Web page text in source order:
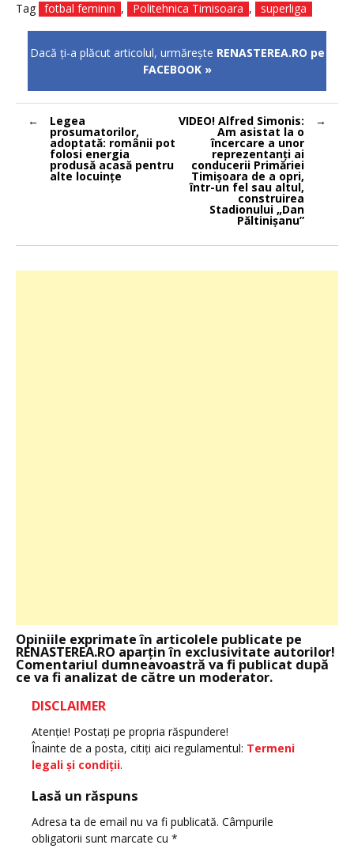
Tag fotbal feminin , Politehnica Timisoara , superliga
Dacă ţi-a plăcut articolul, urmăreşte RENASTEREA.RO pe
FACEBOOK »
Navigare
în
articole
Legea
prosumatorilor,
adoptată: românii pot
folosi energia
produsă acasă pentru
alte locuințe
VIDEO! Alfred Simonis:
Am asistat la o
încercare a unor
reprezentanți ai
conducerii Primăriei
Timișoara de a opri,
într-un fel sau altul,
construirea
Stadionului „Dan
Păltinișanu”
Opiniile exprimate în articolele publicate pe
RENASTEREA.RO aparţin în exclusivitate autorilor!
Comentariul dumneavoastră va fi publicat după
ce va fi analizat de către un moderator.
DISCLAIMER
Atenţie! Postaţi pe propria răspundere!
Înainte de a posta, citiţi aici regulamentul: Termeni
legali şi condiţii.
Lasă un răspuns
Adresa ta de email nu va fi publicată. Câmpurile
obligatorii sunt marcate cu *